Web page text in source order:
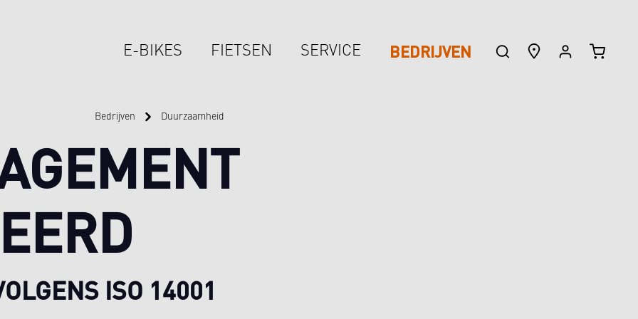
E-BIKES FIETSEN SERVICE BEDRIJVEN
Bedrijven Duurzaamheid
ISO 14001